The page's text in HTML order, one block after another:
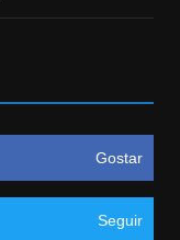
Gostar
Seguir